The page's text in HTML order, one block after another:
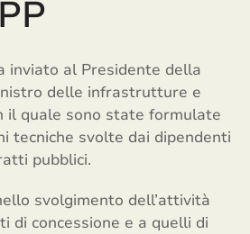
inviato al Presidente della
delle infrastrutture e
il quale sono state formulate
tecniche svolte dai dipendenti
pubblici.
svolgimento dell’attività
di concessione e a quelli di